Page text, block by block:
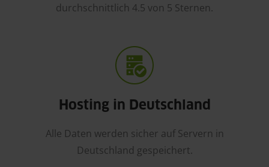
durchschnittlich 4.5 von 5 Sternen.
Hosting in Deutschland
Alle Daten werden sicher auf Servern in
Deutschland gespeichert.